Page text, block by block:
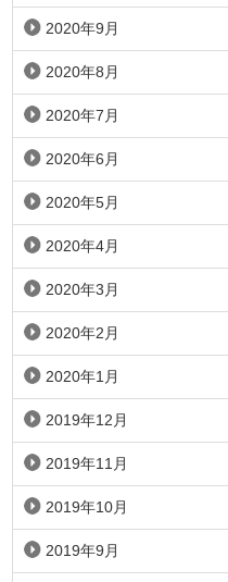
2020年9月
2020年8月
2020年7月
2020年6月
2020年5月
2020年4月
2020年3月
2020年2月
2020年1月
2019年12月
2019年11月
2019年10月
2019年9月